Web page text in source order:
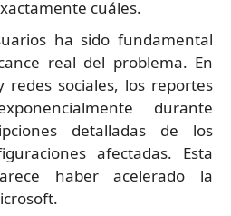
cuáles.
ha sido fundamental
real del problema. En
redes sociales, los reportes
durante
detalladas de los
afectadas. Esta
haber acelerado la